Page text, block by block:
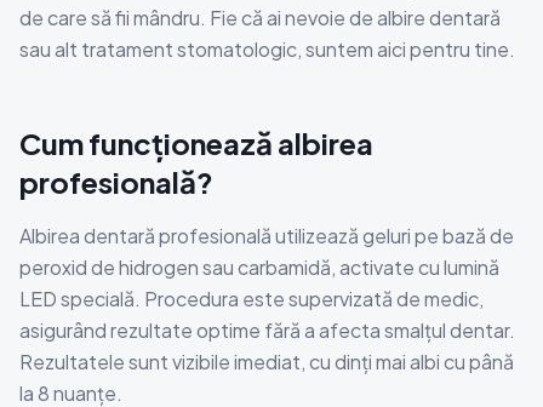
de care să fii mândru. Fie că ai nevoie de albire dentară
sau alt tratament stomatologic, suntem aici pentru tine.
Cum funcționează albirea
profesională?
Albirea dentară profesională utilizează geluri pe bază de
peroxid de hidrogen sau carbamidă, activate cu lumină
LED specială. Procedura este supervizată de medic,
asigurând rezultate optime fără a afecta smalțul dentar.
Rezultatele sunt vizibile imediat, cu dinți mai albi cu până
la 8 nuanțe.